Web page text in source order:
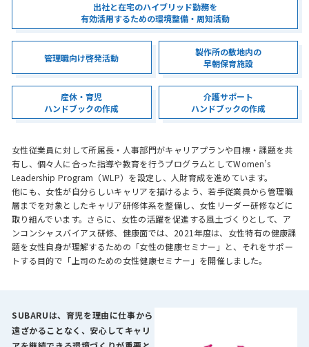
管理職向け啓発活動
出社と在宅のハイブリッド勤務を
有効活用するための環境整備・周知活動
製作所の敷地内の
早朝保育施設
産休・育児
ハンドブックの作成
介護サポート
ハンドブックの作成
女性従業員に対して所属長・人事部門がキャリアプランや目標・課題を共
有し、個々人に合った指導や教育を行うプログラムとしてWomen’s
Leadership Program（WLP）を設定し、人財育成を進めています。
他にも、女性が自分らしいキャリアを描けるよう、若手従業員から管理職
層までを対象としたキャリア研修体系を整備し、女性リーダー研修などに
取り組んでいます。さらに、女性の活躍を促進する風土づくりとして、ア
ンコンシャスバイアス研修、健康面では、2021年度は、女性特有の健康課
題を女性自身が理解するための「女性の健康セミナー」と、それをサポー
トする目的で「上司のための女性健康セミナー」を開催しました。
SUBARUは、育児を理由に仕事から
遠ざかることなく、安心してキャリ